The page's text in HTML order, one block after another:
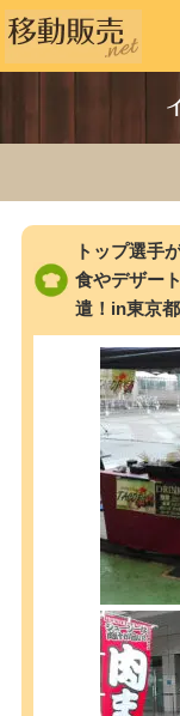
トップ選手
食やデザー
遣！in東京